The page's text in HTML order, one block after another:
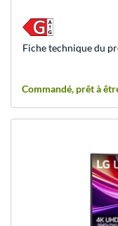
Commandé, prêt à
Fiche technique du